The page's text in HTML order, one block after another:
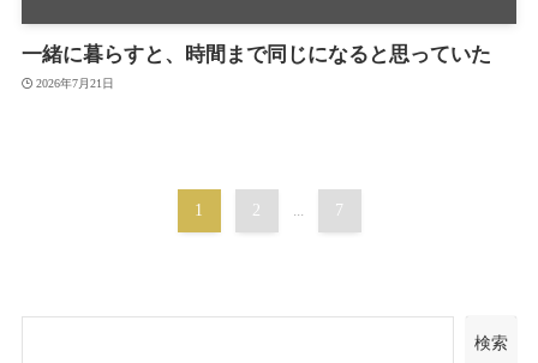
一緒に暮らすと、時間まで同じになると思っていた
2026年7月21日
1 2 7
検索